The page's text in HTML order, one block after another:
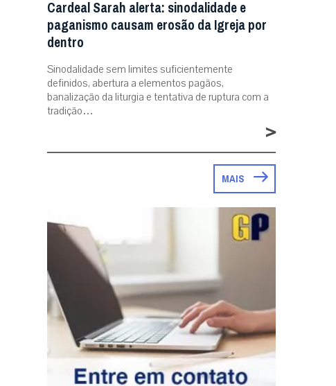
Cardeal Sarah alerta: sinodalidade e
paganismo causam erosão da Igreja por
dentro
Sinodalidade sem limites suficientemente
definidos, abertura a elementos pagãos,
banalização da liturgia e tentativa de ruptura com a
tradição…
>
MAIS